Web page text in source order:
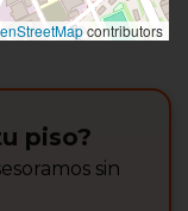
contributors
piso?
sin